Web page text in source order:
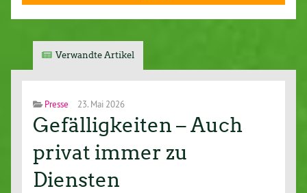
Verwandte Artikel
Presse 23. Mai 2026
Gefälligkeiten – Auch
privat immer zu
Diensten